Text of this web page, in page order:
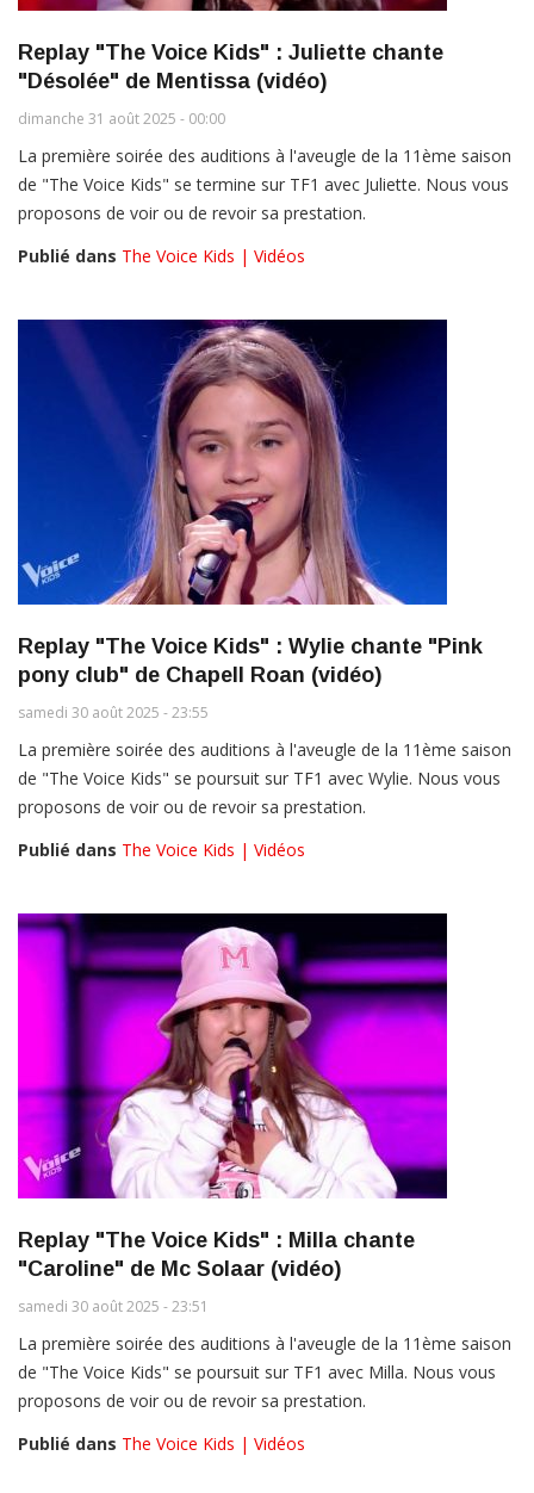
Replay "The Voice Kids" : Juliette chante
"Désolée" de Mentissa (vidéo)
dimanche 31 août 2025 - 00:00
La première soirée des auditions à l'aveugle de la 11ème saison
de "The Voice Kids" se termine sur TF1 avec Juliette. Nous vous
proposons de voir ou de revoir sa prestation.
Publié dans The Voice Kids | Vidéos
Replay "The Voice Kids" : Wylie chante "Pink
pony club" de Chapell Roan (vidéo)
samedi 30 août 2025 - 23:55
La première soirée des auditions à l'aveugle de la 11ème saison
de "The Voice Kids" se poursuit sur TF1 avec Wylie. Nous vous
proposons de voir ou de revoir sa prestation.
Publié dans The Voice Kids | Vidéos
Replay "The Voice Kids" : Milla chante
"Caroline" de Mc Solaar (vidéo)
samedi 30 août 2025 - 23:51
La première soirée des auditions à l'aveugle de la 11ème saison
de "The Voice Kids" se poursuit sur TF1 avec Milla. Nous vous
proposons de voir ou de revoir sa prestation.
Publié dans The Voice Kids | Vidéos